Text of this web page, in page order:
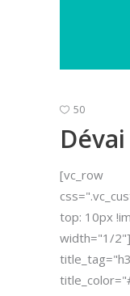
50
[vc_row
top: 10px
width="1/